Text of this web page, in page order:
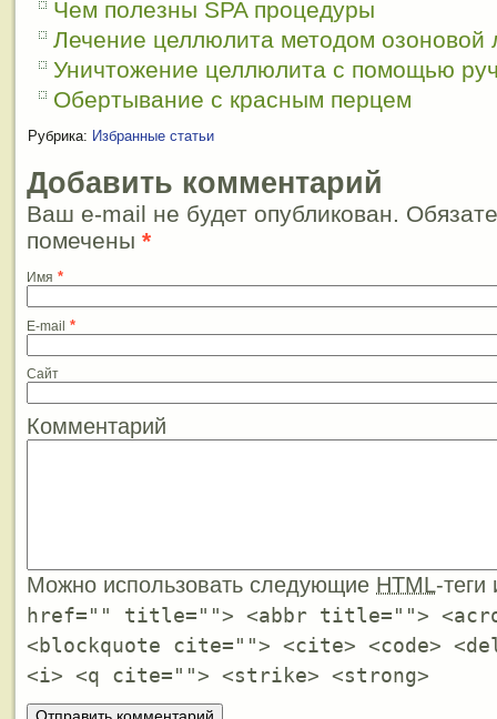
Чем полезны SPA процедуры
Лечение целлюлита методом озоновой
Уничтожение целлюлита с помощью
Обертывание с красным перцем
Рубрика: Избранные статьи
Добавить комментарий
Ваш e-mail не будет опубликован.
помечены *
Имя *
E-mail *
Сайт
Комментарий
Можно использовать следующие HTML-
href="" title=""> <abbr title="">
<blockquote cite=""> <cite> <code>
<i> <q cite=""> <strike> <strong>